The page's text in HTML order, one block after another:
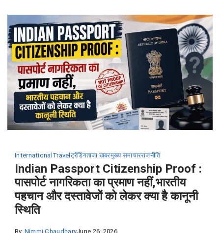
International Travelट्रेंडिंगताजा खबरमुख्य समाचारराजनीति
Indian Passport Citizenship Proof :
पासपोर्ट नागरिकता का प्रमाण नहीं,भारतीय
पहचान और दस्तावेजों को लेकर क्या है कानूनी
स्थिति
By Nimmi ChaudharyJune 26, 2026